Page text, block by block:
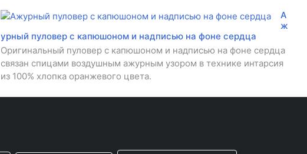
А
ж
урный пуловер с капюшоном и надписью на фоне сердца
Оригинальный пуловер с капюшоном и надписью на фоне сердца
связан спицами воздушным ажурным узором в технике интарсия
из 100% хлопка оранжевого цвета.